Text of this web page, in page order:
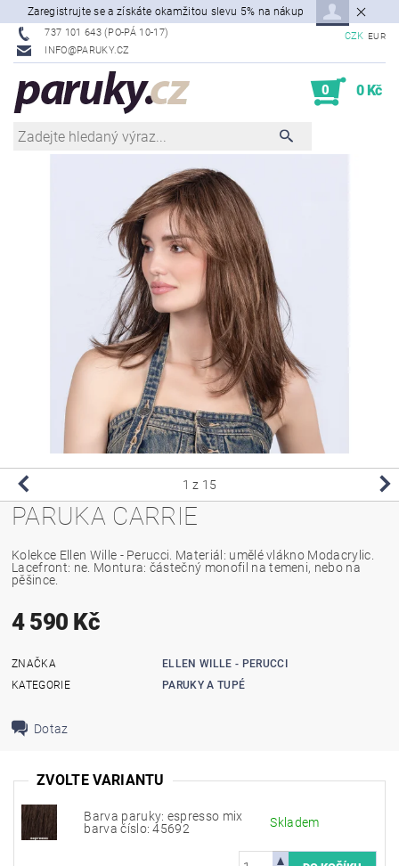
Zaregistrujte se a získáte okamžitou slevu 5% na nákup
737 101 643 (PO-PÁ 10-17)
INFO@PARUKY.CZ
CZK EUR
0 0 Kč
1 z 15
PARUKA CARRIE
Kolekce Ellen Wille - Perucci. Materiál: umělé vlákno Modacrylic.
Lacefront: ne. Montura: částečný monofil na temeni, nebo na
pěšince.
4 590 Kč
ZNAČKA
ELLEN WILLE - PERUCCI
KATEGORIE
PARUKY A TUPÉ
Dotaz
ZVOLTE VARIANTU
Barva paruky: espresso mix
barva číslo: 45692
Skladem